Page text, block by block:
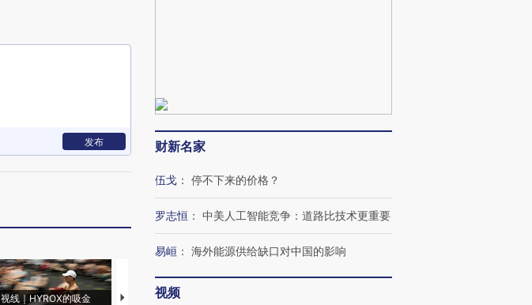
发布
视线｜HYROX的吸金
马航飞行员跨国走私7万
财新名家
伍戈 ： 停不下来的价格？
罗志恒 ： 中美人工智能竞争：道路比技术更重要
易峘 ： 海外能源供给缺口对中国的影响
视频